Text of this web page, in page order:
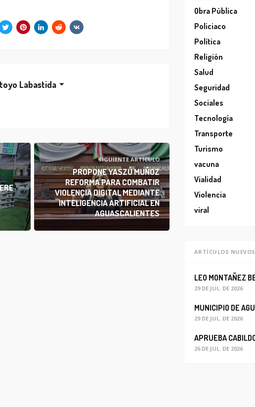
Labastida
SIGUIENTE ARTÍCULO
PROPONE YASZÚ MUÑOZ
REFORMA PARA COMBATIR
VIOLENCIA DIGITAL MEDIANTE
INTELIGENCIA ARTIFICIAL EN
AGUASCALIENTES
Obra Pública
Policiaco
Política
Religión
Salud
Seguridad
Sociales
Tecnología
Transporte
Turismo
vacuna
Vialidad
Violencia
viral
ARTÍCULOS NUEVOS
29 DE JUL. DE 2026
29 DE JUL. DE 2026
26 DE JUL. DE 2026